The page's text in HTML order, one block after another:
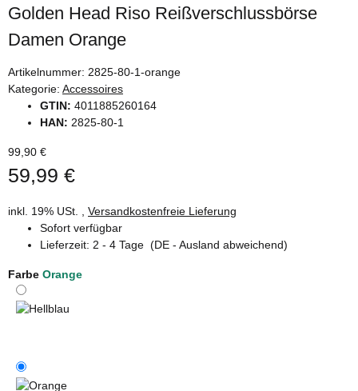
Golden Head Riso Reißverschlussbörse
Damen Orange
Artikelnummer: 2825-80-1-orange
Kategorie: Accessoires
GTIN: 4011885260164
HAN: 2825-80-1
99,90 €
59,99 €
inkl. 19% USt. , Versandkostenfreie Lieferung
Sofort verfügbar
Lieferzeit: 2 - 4 Tage (DE - Ausland abweichend)
Farbe Orange
Hellblau